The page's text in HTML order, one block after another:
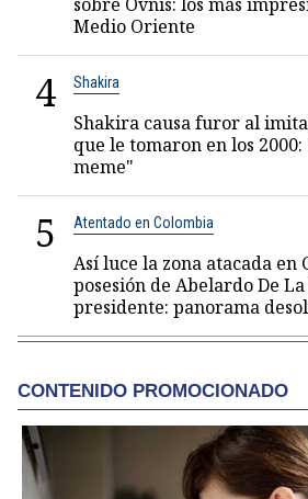
Medio Oriente
4 Shakira
Shakira causa furor al
que le tomaron en los
meme"
5 Atentado en Colombia
Así luce la zona atacada en
posesión de Abelardo De
presidente: panorama